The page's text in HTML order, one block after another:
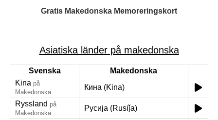
Gratis Makedonska Memoreringskort
Asiatiska länder på makedonska
Svenska
Makedonska
Kina på
Makedonska
Кина (Kina)
Ryssland på
Makedonska
Русија (Rusiǰa)